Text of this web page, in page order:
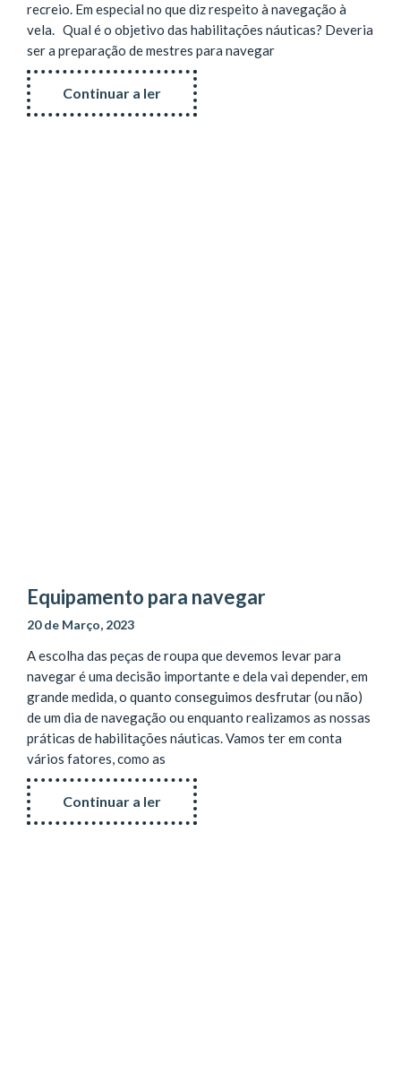
recreio. Em especial no que diz respeito à navegação à
vela. Qual é o objetivo das habilitações náuticas? Deveria
ser a preparação de mestres para navegar
Continuar a ler
Equipamento para navegar
20 de Março, 2023
A escolha das peças de roupa que devemos levar para
navegar é uma decisão importante e dela vai depender, em
grande medida, o quanto conseguimos desfrutar (ou não)
de um dia de navegação ou enquanto realizamos as nossas
práticas de habilitações náuticas. Vamos ter em conta
vários fatores, como as
Continuar a ler